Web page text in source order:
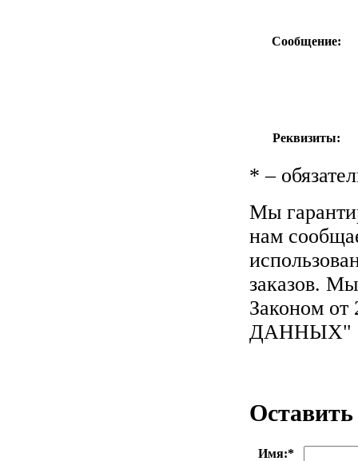
Сообщение:
Реквизиты:
* –
Мы
нам
заказов.
Законом
ДАННЫХ"
Имя:*